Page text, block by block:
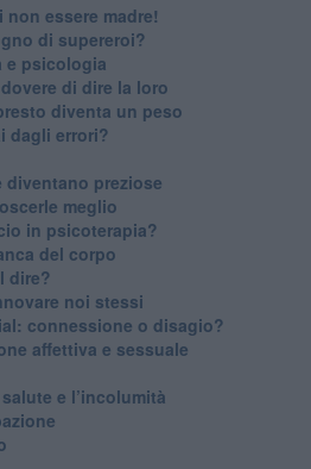
essere madre!
di supereroi?
e psicologia
di dire la loro
diventa un peso
dagli errori?
preziose
meglio
in psicoterapia?
del corpo
dire?
noi stessi
connessione o disagio?
affettiva e sessuale
e l’incolumità